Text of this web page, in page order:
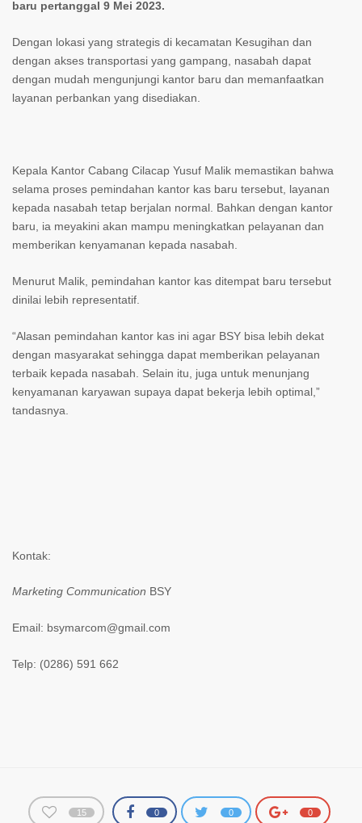
baru pertanggal 9 Mei 2023.
Dengan lokasi yang strategis di kecamatan Kesugihan dan
dengan akses transportasi yang gampang, nasabah dapat
dengan mudah mengunjungi kantor baru dan memanfaatkan
layanan perbankan yang disediakan.
Kepala Kantor Cabang Cilacap Yusuf Malik memastikan bahwa
selama proses pemindahan kantor kas baru tersebut, layanan
kepada nasabah tetap berjalan normal. Bahkan dengan kantor
baru, ia meyakini akan mampu meningkatkan pelayanan dan
memberikan kenyamanan kepada nasabah.
Menurut Malik, pemindahan kantor kas ditempat baru tersebut
dinilai lebih representatif.
“Alasan pemindahan kantor kas ini agar BSY bisa lebih dekat
dengan masyarakat sehingga dapat memberikan pelayanan
terbaik kepada nasabah. Selain itu, juga untuk menunjang
kenyamanan karyawan supaya dapat bekerja lebih optimal,”
tandasnya.
Kontak:
Marketing Communication BSY
Email: bsymarcom@gmail.com
Telp: (0286) 591 662
15 0 0 0